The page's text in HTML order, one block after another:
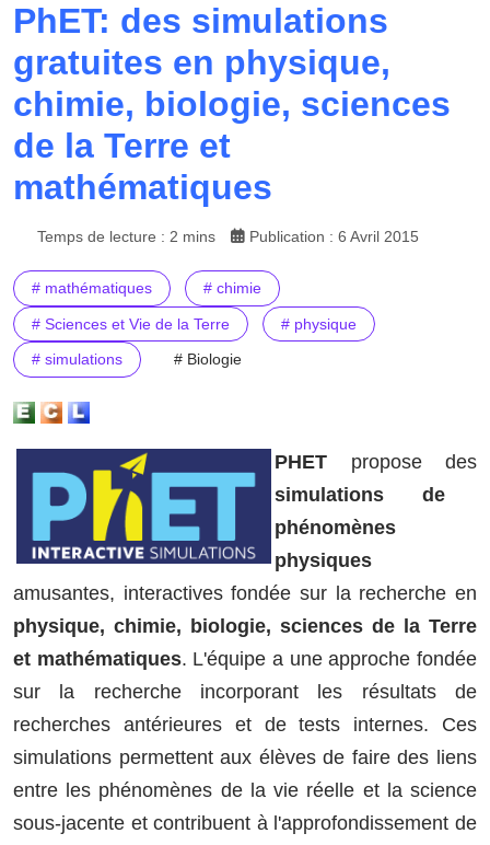
PhET: des simulations
gratuites en physique,
chimie, biologie, sciences
de la Terre et
mathématiques
Temps de lecture : 2 mins Publication : 6 Avril 2015
# mathématiques # chimie
# Sciences et Vie de la Terre # physique
# simulations # Biologie
PHET propose des
simulations de
phénomènes
physiques
amusantes, interactives fondée sur la recherche en
physique, chimie, biologie, sciences de la Terre
et mathématiques. L'équipe a une approche fondée
sur la recherche incorporant les résultats de
recherches antérieures et de tests internes. Ces
simulations permettent aux élèves de faire des liens
entre les phénomènes de la vie réelle et la science
sous-jacente et contribuent à l'approfondissement de